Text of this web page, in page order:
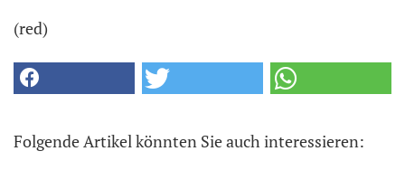
(red)
Folgende Artikel könnten Sie auch interessieren: